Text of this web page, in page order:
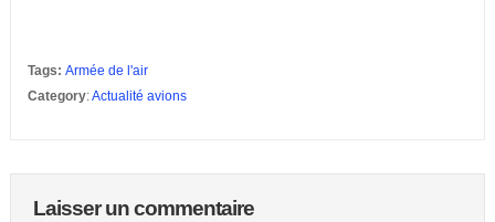
Tags: Armée de l'air
Category:Actualité avions
Laisser un commentaire